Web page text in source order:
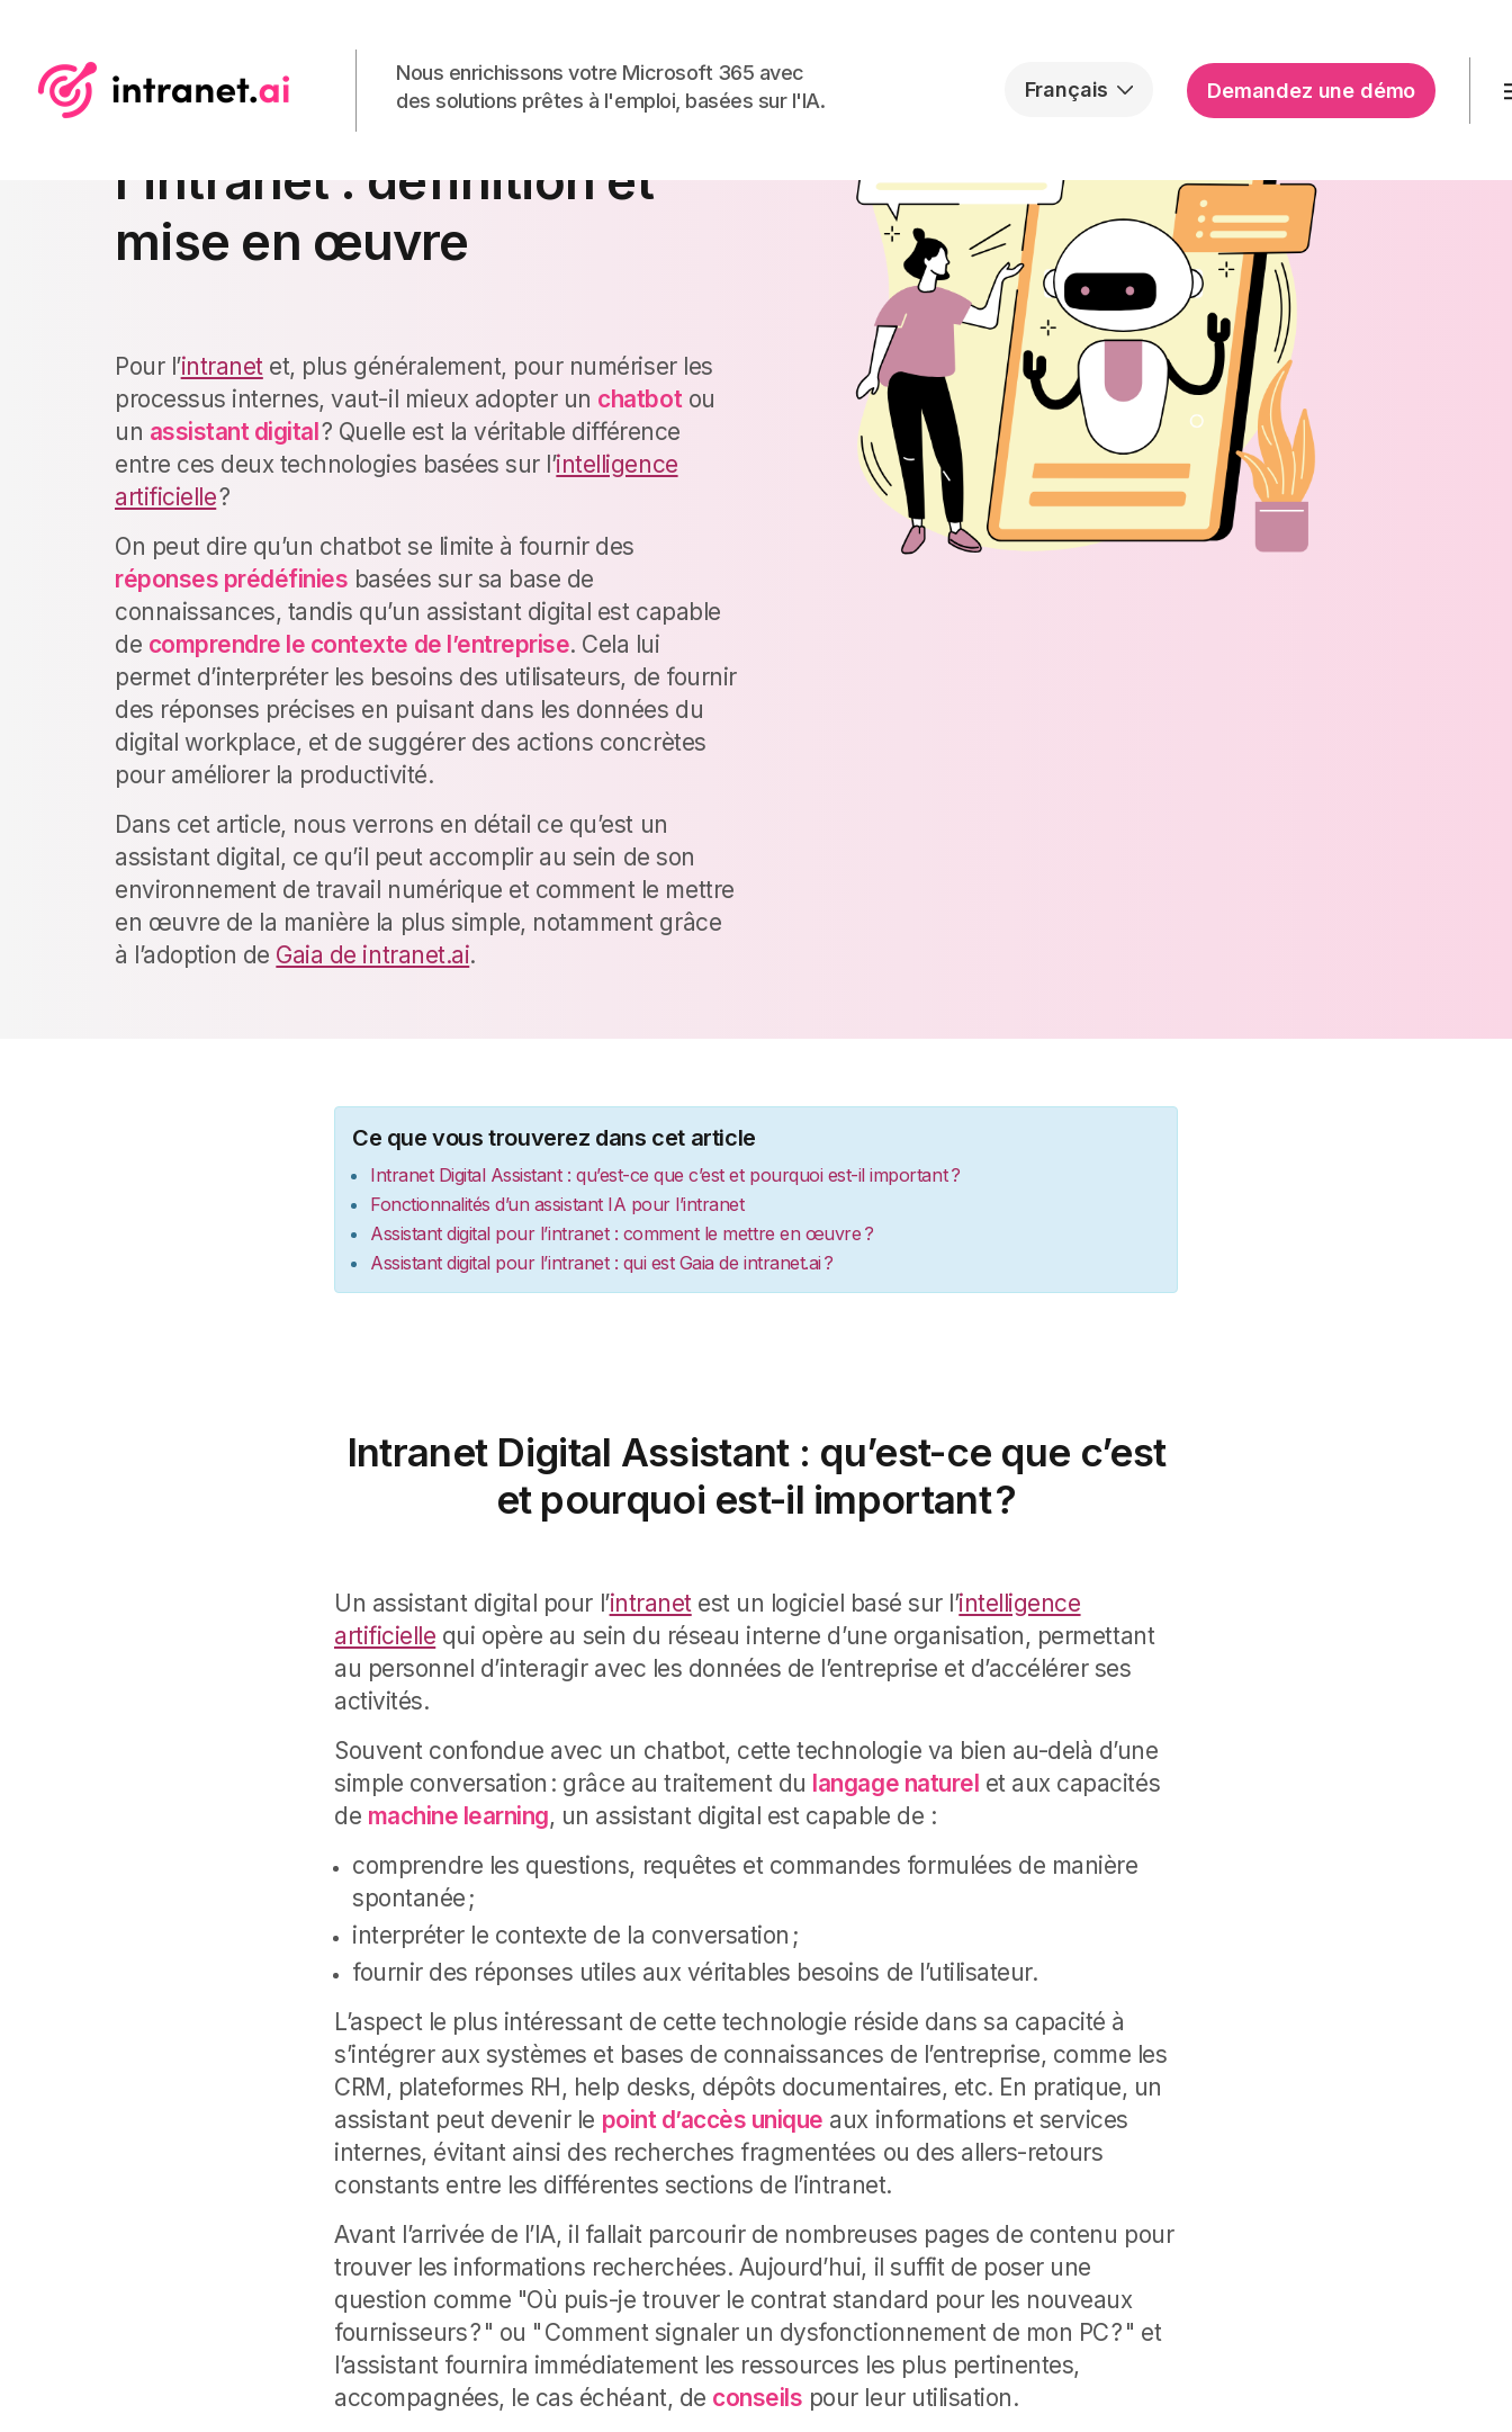
Nous enrichissons votre Microsoft 365 avec
des solutions prêtes à l'emploi, basées sur l'IA.
Français Demandez une démo
Assistant digital pour
l'intranet : définition et
mise en œuvre
Pour l’intranetet, plus généralement, pour numériser les
processus internes, vaut-il mieux adopter un chatbotou
un assistant digital? Quelle est la véritable différence
entre ces deux technologies basées sur l’intelligence
artificielle?
On peut dire qu’un chatbot se limite à fournir des
réponses prédéfinies basées sur sa base de
connaissances, tandis qu’un assistant digital est capable
de comprendre le contexte de l’entreprise. Cela lui
permet d’interpréter les besoins des utilisateurs, de fournir
des réponses précises en puisant dans les données du
digital workplace, et de suggérer des actions concrètes
pour améliorer la productivité.
Dans cet article, nous verrons en détail ce qu’est un
assistant digital, ce qu’il peut accomplir au sein de son
environnement de travail numérique et comment le mettre
en œuvre de la manière la plus simple, notamment grâce
à l’adoption de Gaia de intranet.ai.
Ce que vous trouverez dans cet article
Intranet Digital Assistant : qu’est-ce que c’est et pourquoi est-il important ?
Fonctionnalités d’un assistant IA pour l’intranet
Assistant digital pour l’intranet : comment le mettre en œuvre ?
Assistant digital pour l’intranet : qui est Gaia de intranet.ai ?
Intranet Digital Assistant : qu’est-ce que c’est
et pourquoi est-il important ?
Un assistant digital pour l’intranetest un logiciel basé sur l’intelligence
artificielle qui opère au sein du réseau interne d’une organisation, permettant
au personnel d’interagir avec les données de l’entreprise et d’accélérer ses
activités.
Souvent confondue avec un chatbot, cette technologie va bien au-delà d’une
simple conversation : grâce au traitement du langage naturel et aux capacités
de machine learning, un assistant digital est capable de :
comprendre les questions, requêtes et commandes formulées de manière
spontanée ;
interpréter le contexte de la conversation ;
fournir des réponses utiles aux véritables besoins de l’utilisateur.
L’aspect le plus intéressant de cette technologie réside dans sa capacité à
s’intégrer aux systèmes et bases de connaissances de l’entreprise, comme les
CRM, plateformes RH, help desks, dépôts documentaires, etc. En pratique, un
assistant peut devenir le point d’accès unique aux informations et services
internes, évitant ainsi des recherches fragmentées ou des allers-retours
constants entre les différentes sections de l’intranet.
Avant l’arrivée de l’IA, il fallait parcourir de nombreuses pages de contenu pour
trouver les informations recherchées. Aujourd’hui, il suffit de poser une
question comme "Où puis-je trouver le contrat standard pour les nouveaux
fournisseurs ? " ou " Comment signaler un dysfonctionnement de mon PC ? " et
l’assistant fournira immédiatement les ressources les plus pertinentes,
accompagnées, le cas échéant, de conseils pour leur utilisation.